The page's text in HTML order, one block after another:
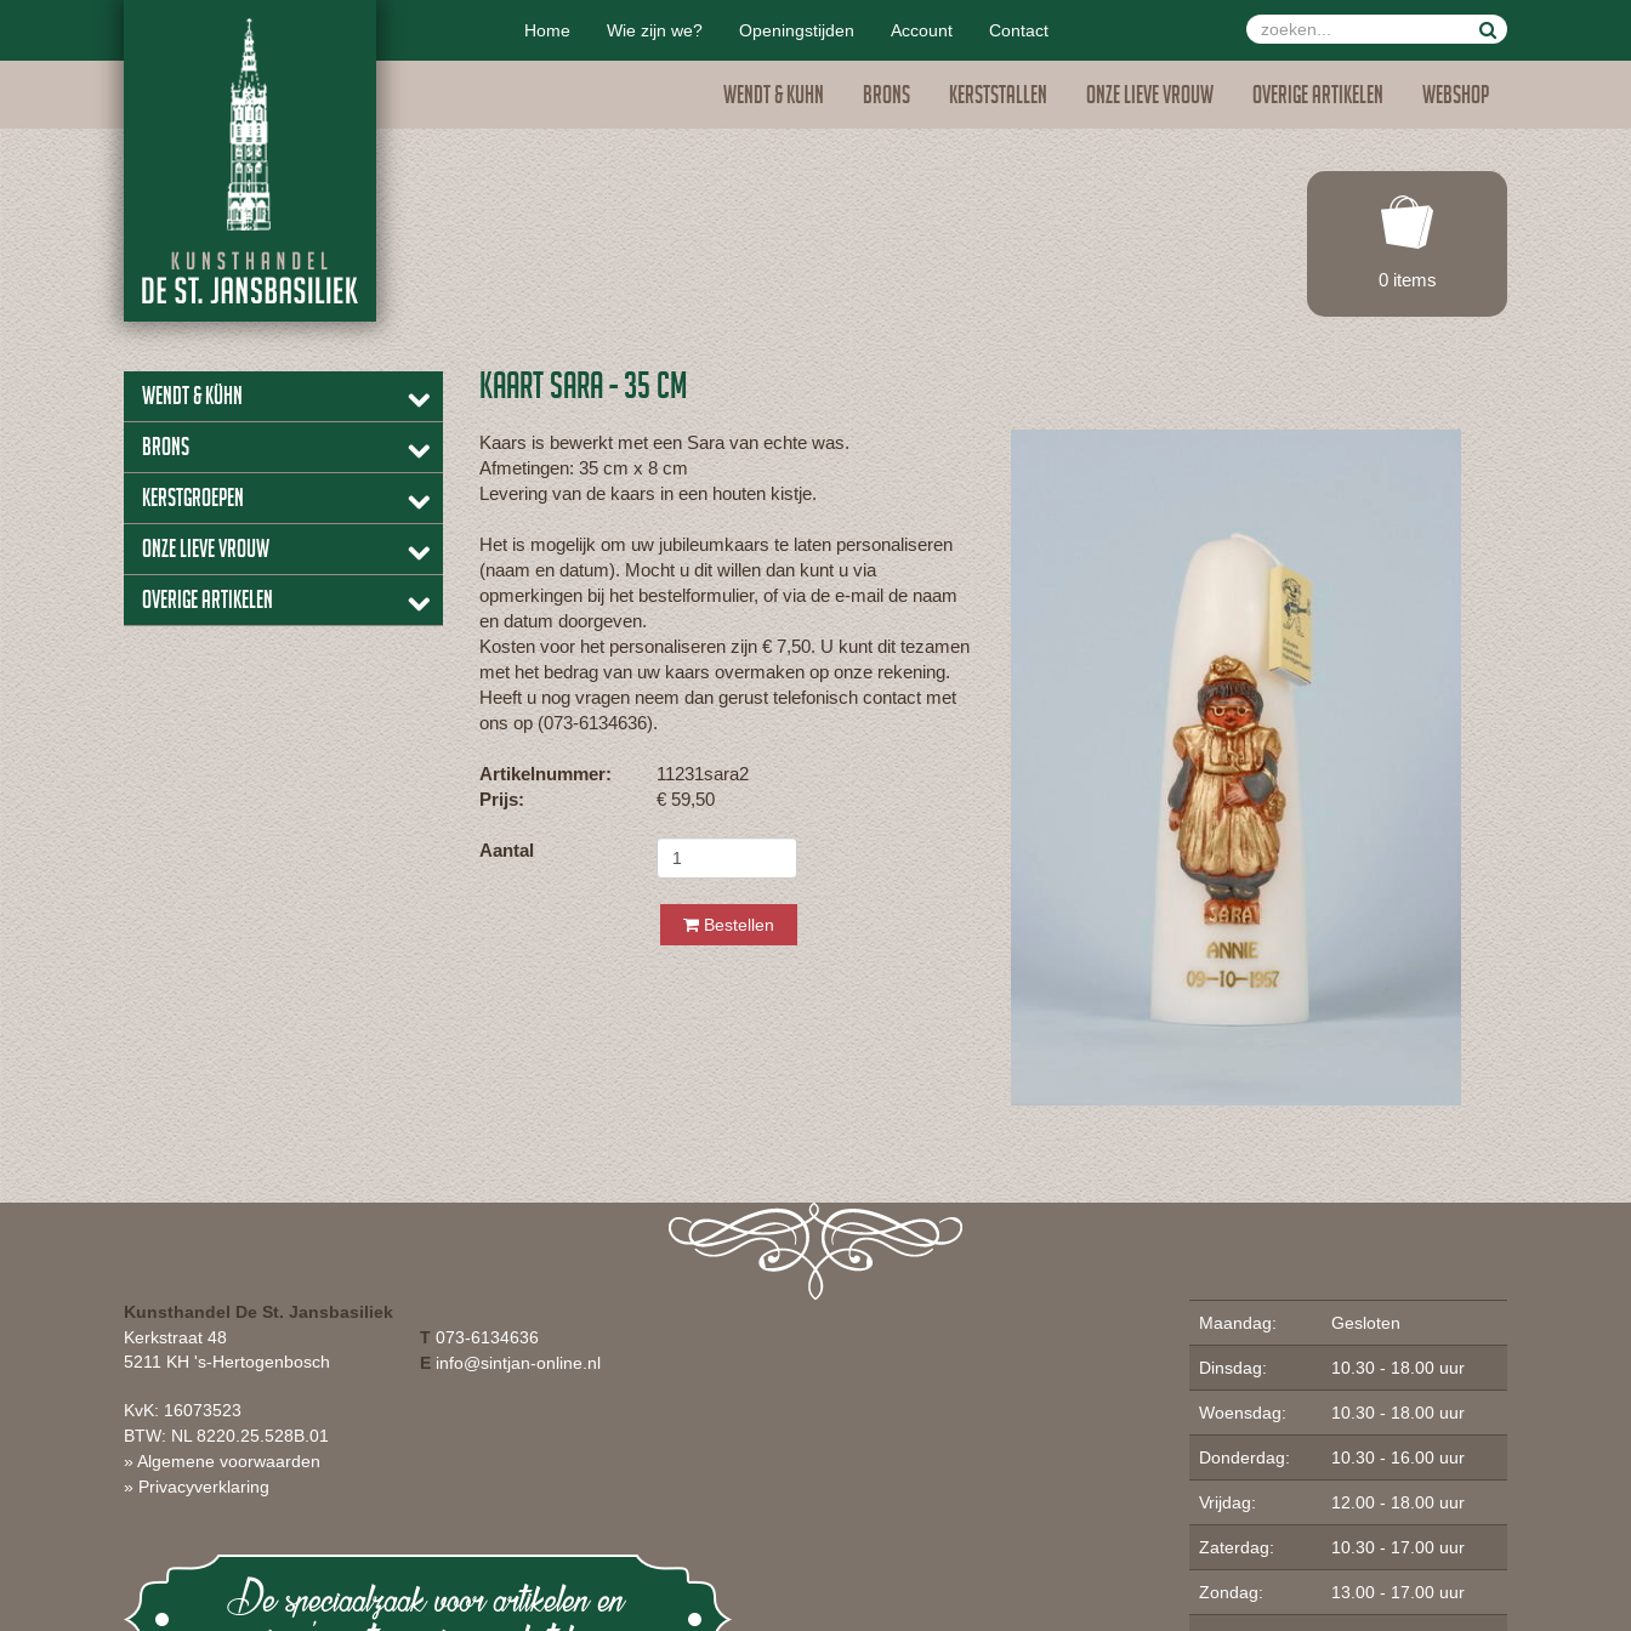
Home Wie zijn we? Openingstijden Account Contact
Wendt & Kuhn Brons Kerststallen Onze lieve vrouw Overige artikelen Webshop
0 items
Wendt & Kühn
Brons
Kerstgroepen
Onze lieve vrouw
Overige artikelen
KAART SARA - 35 CM
Kaars is bewerkt met een Sara van echte was.
Afmetingen: 35 cm x 8 cm
Levering van de kaars in een houten kistje.
Het is mogelijk om uw jubileumkaars te laten personaliseren
(naam en datum). Mocht u dit willen dan kunt u via
opmerkingen bij het bestelformulier, of via de e-mail de naam
en datum doorgeven.
Kosten voor het personaliseren zijn € 7,50. U kunt dit tezamen
met het bedrag van uw kaars overmaken op onze rekening.
Heeft u nog vragen neem dan gerust telefonisch contact met
ons op (073-6134636).
Artikelnummer:
11231sara2
Prijs:
€59,50
Aantal
Bestellen
Kunsthandel De St. Jansbasiliek
Kerkstraat 48
5211 KH 's-Hertogenbosch
T073-6134636
E info@sintjan-online.nl
KvK: 16073523
BTW: NL 8220.25.528B.01
» Algemene voorwaarden
» Privacyverklaring
De speciaalzaak voor artikelen en
Maandag: Gesloten
Dinsdag: 10.30 - 18.00 uur
Woensdag: 10.30 - 18.00 uur
Donderdag: 10.30 - 16.00 uur
Vrijdag: 12.00 - 18.00 uur
Zaterdag: 10.30 - 17.00 uur
Zondag: 13.00 - 17.00 uur